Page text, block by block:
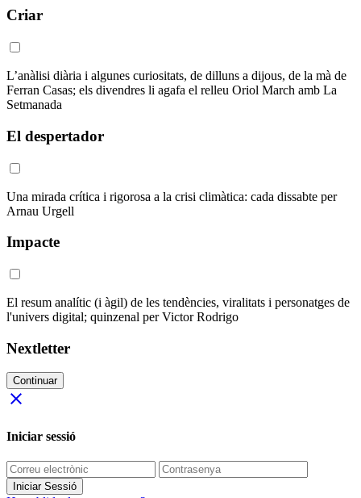
Criar
L’anàlisi diària i algunes curiositats, de dilluns a dijous, de la mà de
Ferran Casas; els divendres li agafa el relleu Oriol March amb La
Setmanada
El despertador
Una mirada crítica i rigorosa a la crisi climàtica: cada dissabte per
Arnau Urgell
Impacte
El resum analític (i àgil) de les tendències, viralitats i personatges de
l'univers digital; quinzenal per Victor Rodrigo
Nextletter
Continuar
close
Iniciar sessió
Iniciar Sessió